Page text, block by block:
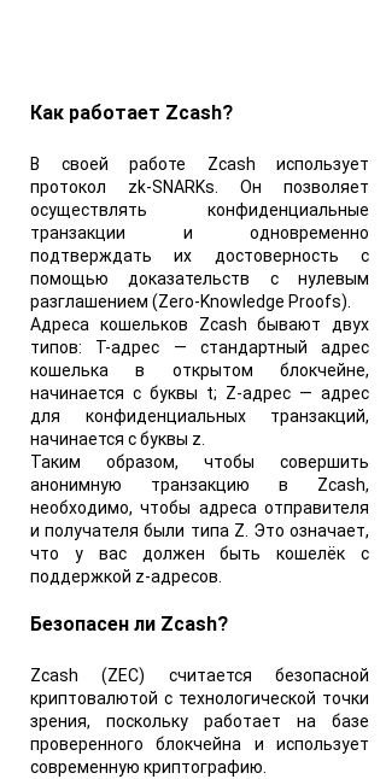
Как работает Zcash?
В своей работе Zcash использует
протокол zk-SNARKs. Он позволяет
осуществлять конфиденциальные
транзакции и одновременно
подтверждать их достоверность с
помощью доказательств с нулевым
разглашением (Zero-Knowledge Proofs).
Адреса кошельков Zcash бывают двух
типов: T-адрес — стандартный адрес
кошелька в открытом блокчейне,
начинается с буквы t; Z-адрес — адрес
для конфиденциальных транзакций,
начинается с буквы z.
Таким образом, чтобы совершить
анонимную транзакцию в Zcash,
необходимо, чтобы адреса отправителя
и получателя были типа Z. Это означает,
что у вас должен быть кошелёк с
поддержкой z-адресов.
Безопасен ли Zcash?
Zcash (ZEC) считается безопасной
криптовалютой с технологической точки
зрения, поскольку работает на базе
проверенного блокчейна и использует
современную криптографию.